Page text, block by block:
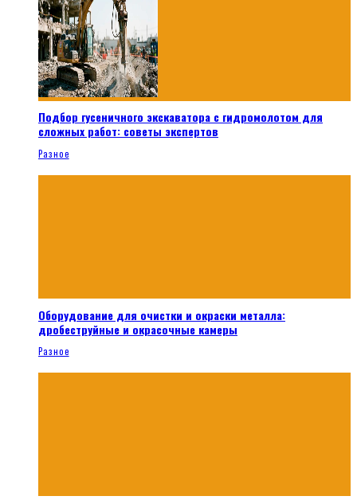
Подбор гусеничного экскаватора с гидромолотом для
сложных работ: советы экспертов
Разное
Оборудование для очистки и окраски металла:
дробеструйные и окрасочные камеры
Разное